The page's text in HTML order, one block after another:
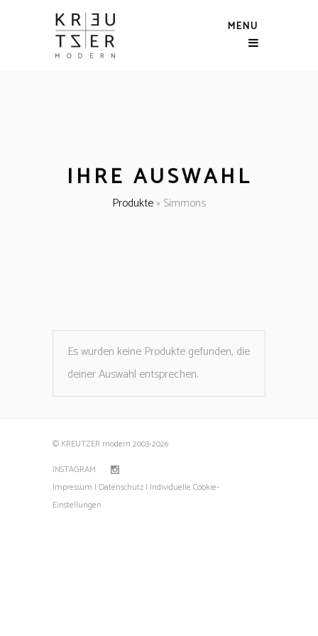
MENU
IHRE AUSWAHL
Produkte»Simmons
Es wurden keine Produkte gefunden, die
deiner Auswahl entsprechen.
© KREUTZER modern 2003-2026
INSTAGRAM
Impressum | Datenschutz | Individuelle Cookie-
Einstellungen